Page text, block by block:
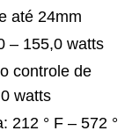
até 24mm
– 155,0 watts
controle de
watts
212 ° F – 572 °